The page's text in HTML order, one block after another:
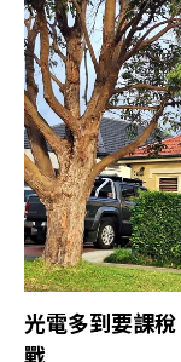
上分別在13年前及
電力公司要付錢給
停掉，替換為熱泵
算一算，憑著賣電
了多久，他就有免
活容易嗎？我們在
繳電費，電力公司
統，有12片光電板
光電多到要課
戰